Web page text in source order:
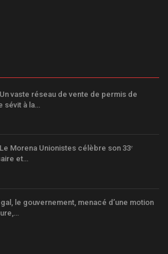
vaste réseau de vente de permis de
sévit à la…
Morena Unionistes célèbre son 33ᵉ
et…
le gouvernement, menacé d’une motion